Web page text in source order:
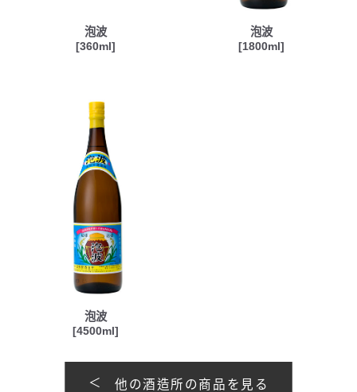
泡波
[360ml]
泡波
[1800ml]
泡波
[4500ml]
他の酒造所の商品を見る